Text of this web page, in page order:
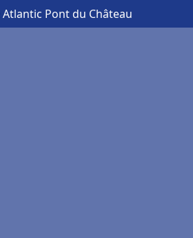
Pont du Château